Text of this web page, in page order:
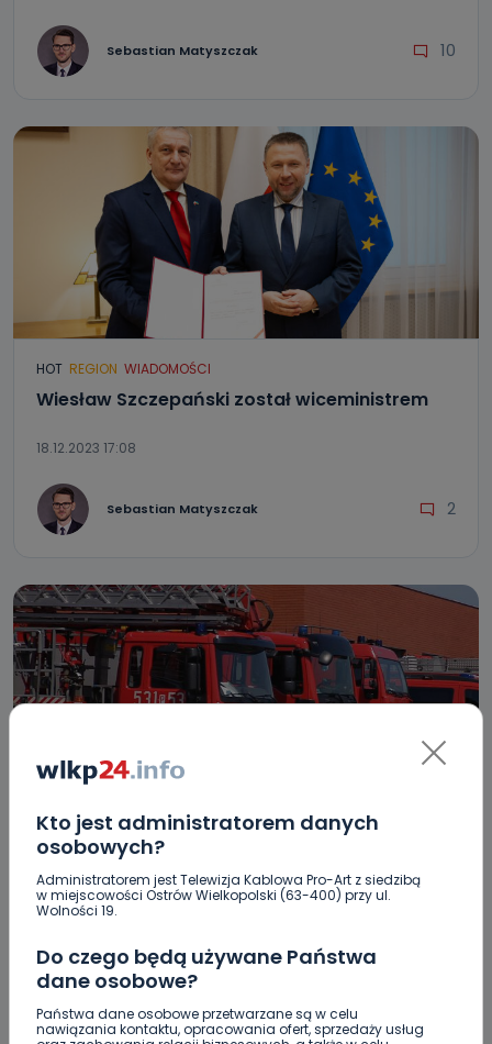
Kto jest administratorem danych
osobowych?
Administratorem jest Telewizja Kablowa Pro-Art z siedzibą
w miejscowości Ostrów Wielkopolski (63-400) przy ul.
Wolności 19.
Do czego będą używane Państwa
dane osobowe?
Państwa dane osobowe przetwarzane są w celu
nawiązania kontaktu, opracowania ofert, sprzedaży usług
Sebastian Matyszczak 10
HOT REGION WIADOMOŚCI
Wiesław Szczepański został wiceministrem
18.12.2023 17:08
Sebastian Matyszczak 2
REGION WIADOMOŚCI
Będzie 16 nowych wozów dla OSP z regionu.
Do tego powiatu nie trafi ani jeden [LISTA
JEDNOSTEK]
24.02.2023 12:09
Sebastian Matyszczak